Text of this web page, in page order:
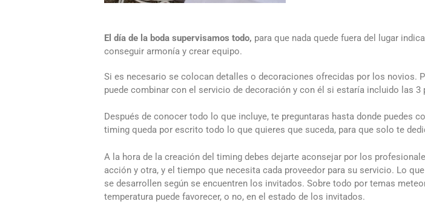
El día de la boda supervisamos todo, para que nada quede fuera del lugar
conseguir armonía y crear equipo.
Si es necesario se colocan detalles o decoraciones ofrecidas por los novios.
puede combinar con el servicio de decoración y con él si estaría incluido las 3
Después de conocer todo lo que incluye, te preguntaras hasta donde puedes
timing queda por escrito todo lo que quieres que suceda, para que solo te
A la hora de la creación del timing debes dejarte aconsejar por los
acción y otra, y el tiempo que necesita cada proveedor para su servicio. Lo
se desarrollen según se encuentren los invitados. Sobre todo por temas
temperatura puede favorecer, o no, en el estado de los invitados.